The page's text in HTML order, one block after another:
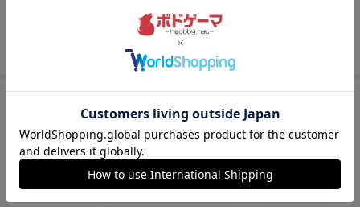
フェーズで発生するのか、わかりやすいアイコンが記
載されています。このアイコンによって、現在のフェ
ーズでできることに漏れがないか確認が容易になって
＜面白さ＞
先のフェーズを見越した計画立て
コストをギリギリに
抑えつつ戦闘で負けないような人員を選び、資源要員
なども検討し、その先の建設に困らないようにす
る。。といった先読み要素が多いため自らの計画を実
現していく面白さがあります。
ぐのも、ドラフトで回ってきたキャラクターカードを
見て、いかに臨機応変に対応していくかが面白いと思
っています。方向性とキャラクターカードがうまく噛
たことが上手く行ったりいかなかったりするところが
このゲームのミソだと思います。
続きを見る
収入を得てユニットカードを配置し、高めた軍事力で
勝利点を稼いだり、ユニットカードの産み出す資源で
建物を建て、さらにパワーアップさせていく全体の流
ヒロ(新！ボ
ードゲーム家